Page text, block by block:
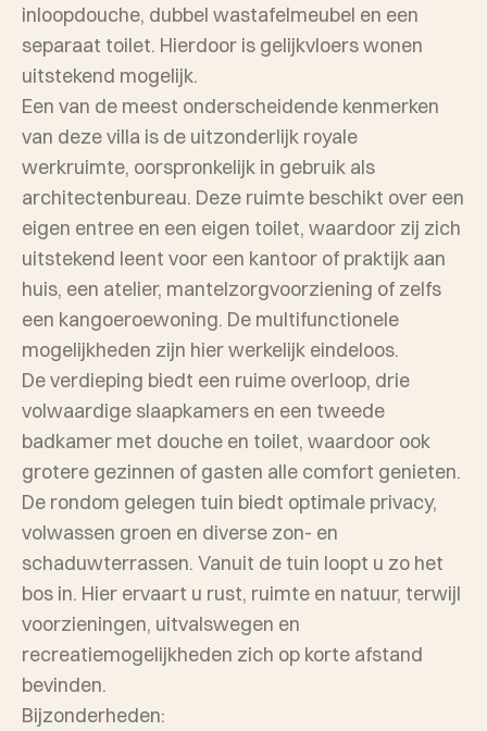
inloopdouche, dubbel wastafelmeubel en een
separaat toilet. Hierdoor is gelijkvloers wonen
uitstekend mogelijk.
Een van de meest onderscheidende kenmerken
van deze villa is de uitzonderlijk royale
werkruimte, oorspronkelijk in gebruik als
architectenbureau. Deze ruimte beschikt over een
eigen entree en een eigen toilet, waardoor zij zich
uitstekend leent voor een kantoor of praktijk aan
huis, een atelier, mantelzorgvoorziening of zelfs
een kangoeroewoning. De multifunctionele
mogelijkheden zijn hier werkelijk eindeloos.
De verdieping biedt een ruime overloop, drie
volwaardige slaapkamers en een tweede
badkamer met douche en toilet, waardoor ook
grotere gezinnen of gasten alle comfort genieten.
De rondom gelegen tuin biedt optimale privacy,
volwassen groen en diverse zon- en
schaduwterrassen. Vanuit de tuin loopt u zo het
bos in. Hier ervaart u rust, ruimte en natuur, terwijl
voorzieningen, uitvalswegen en
recreatiemogelijkheden zich op korte afstand
bevinden.
Bijzonderheden: